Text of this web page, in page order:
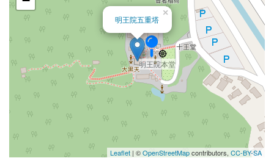
明王院本堂
明王院五重塔
×
Leaflet | ©OpenStreetMapcontributors, CC-BY-SA